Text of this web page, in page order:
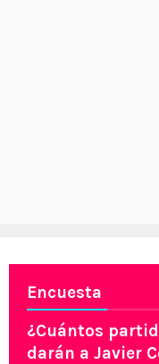
Encuesta
¿Cuántos
darán a Javier